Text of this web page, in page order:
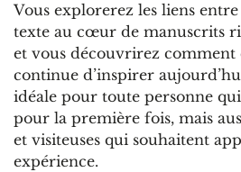
Vous explorerez les liens
texte au cœur de manuscrits
et vous découvrirez comment
continue d’inspirer
idéale pour toute personne
pour la première fois, mais
et visiteuses qui souhaitent
expérience.